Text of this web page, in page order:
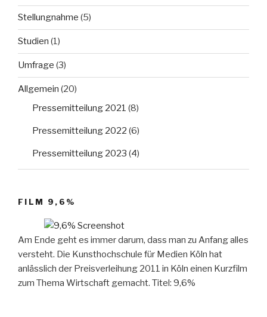
Stellungnahme (5)
Studien (1)
Umfrage (3)
Allgemein (20)
Pressemitteilung 2021 (8)
Pressemitteilung 2022 (6)
Pressemitteilung 2023 (4)
FILM 9,6%
Am Ende geht es immer darum, dass man zu Anfang alles
versteht. Die Kunsthochschule für Medien Köln hat
anlässlich der Preisverleihung 2011 in Köln einen Kurzfilm
zum Thema Wirtschaft gemacht. Titel: 9,6%